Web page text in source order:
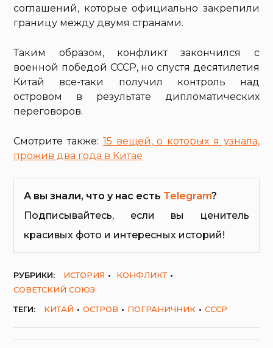
соглашений, которые официально закрепили
границу между двумя странами.
Таким образом, конфликт закончился с
военной победой СССР, но спустя десятилетия
Китай все-таки получил контроль над
островом в результате дипломатических
переговоров.
Смотрите также: 15 вещей, о которых я узнала,
прожив два года в Китае
А вы знали, что у нас есть Telegram?
Подписывайтесь, если вы ценитель
красивых фото и интересных историй!
РУБРИКИ: ИСТОРИЯ
КОНФЛИКТ
СОВЕТСКИЙ СОЮЗ
ТЕГИ:
КИТАЙ ОСТРОВ ПОГРАНИЧНИК СССР